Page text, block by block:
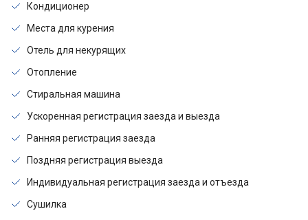
Кондиционер
Места для курения
Отель для некурящих
Отопление
Стиральная машина
Ускоренная регистрация заезда и выезда
Ранняя регистрация заезда
Поздняя регистрация выезда
Индивидуальная регистрация заезда и отъезда
Сушилка